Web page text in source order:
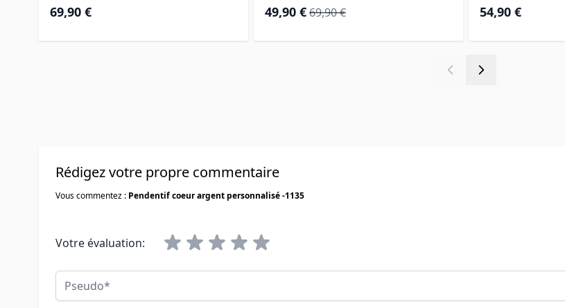
69,90 € Prix Spécial
49,90 € Prix normal
69,90 € 54,90 €
Rédigez votre propre commentaire
Vous commentez : Pendentif coeur argent personnalisé -1135
Votre évaluation:
Pseudo